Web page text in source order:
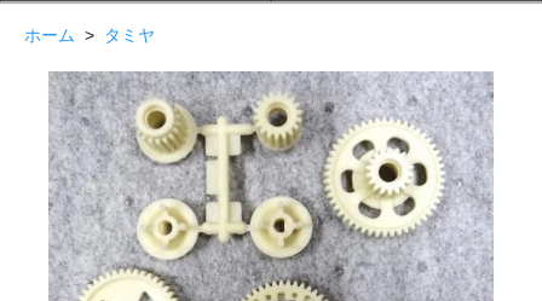
ホーム > タミヤ